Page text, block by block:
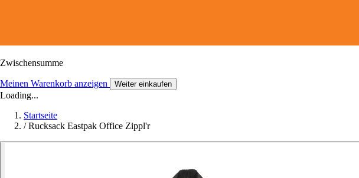
Zwischensumme
Meinen Warenkorb anzeigen Weiter einkaufen
Loading...
Startseite
/ Rucksack Eastpak Office Zippl'r